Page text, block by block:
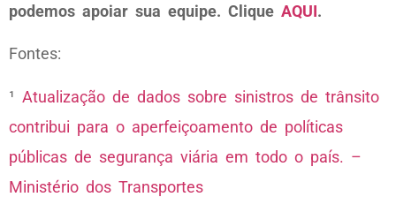
podemos apoiar sua equipe. Clique AQUI.
Fontes:
¹ Atualização de dados sobre sinistros de trânsito
contribui para o aperfeiçoamento de políticas
públicas de segurança viária em todo o país. –
Ministério dos Transportes